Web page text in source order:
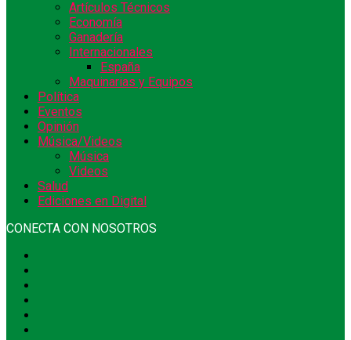
Artículos Técnicos
Economía
Ganadería
Internacionales
España
Maquinarias y Equipos
Política
Eventos
Opinión
Música/Videos
Música
Videos
Salud
Ediciones en Digital
CONECTA CON NOSOTROS